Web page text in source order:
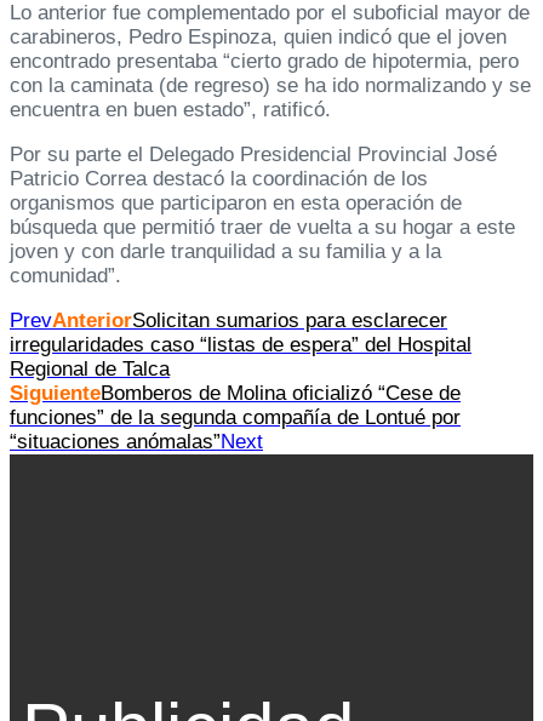
Lo anterior fue complementado por el suboficial mayor de
carabineros, Pedro Espinoza, quien indicó que el joven
encontrado presentaba “cierto grado de hipotermia, pero
con la caminata (de regreso) se ha ido normalizando y se
encuentra en buen estado”, ratificó.
Por su parte el Delegado Presidencial Provincial José
Patricio Correa destacó la coordinación de los
organismos que participaron en esta operación de
búsqueda que permitió traer de vuelta a su hogar a este
joven y con darle tranquilidad a su familia y a la
comunidad”.
PrevAnteriorSolicitan sumarios para esclarecer
irregularidades caso “listas de espera” del Hospital
Regional de Talca
SiguienteBomberos de Molina oficializó “Cese de
funciones” de la segunda compañía de Lontué por
“situaciones anómalas”Next